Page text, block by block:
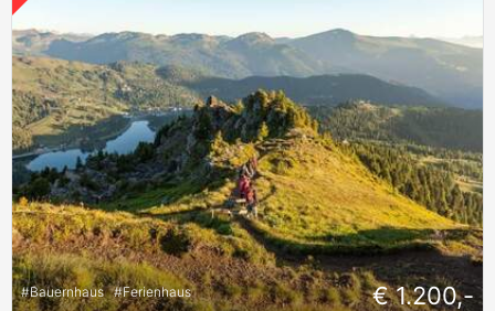
#Bauernhaus #Ferienhaus € 1.200,-